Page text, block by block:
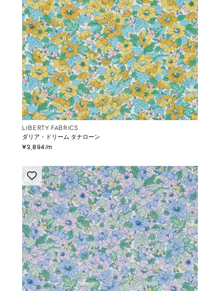
LIBERTY FABRICS
ダリア・ドリーム タナローン
¥3,894/m